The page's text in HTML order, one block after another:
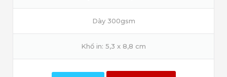
Dày 300gsm
Khổ in: 5,3 x 8,8 cm